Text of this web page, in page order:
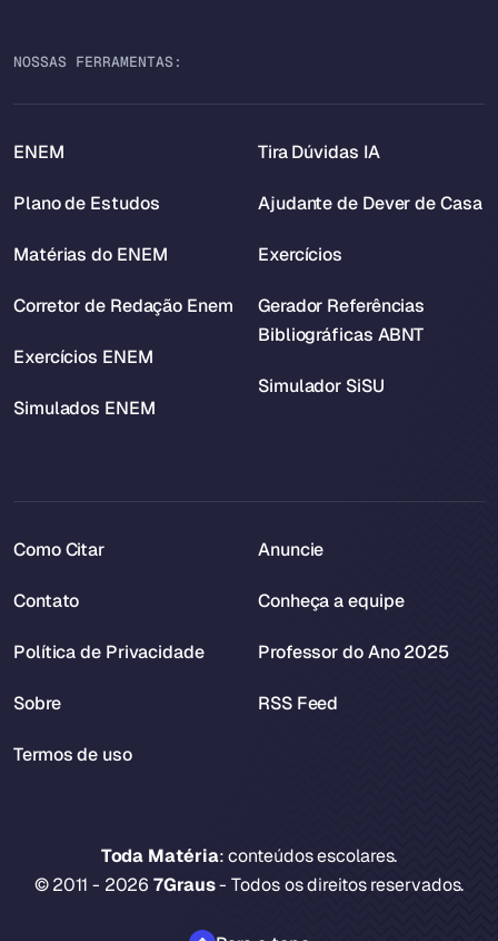
NOSSAS FERRAMENTAS:
ENEM
Plano de Estudos
Matérias do ENEM
Corretor de Redação Enem
Exercícios ENEM
Simulados ENEM
Tira Dúvidas IA
Ajudante de Dever de Casa
Exercícios
Gerador Referências
Bibliográficas ABNT
Simulador SiSU
Toda Matéria: conteúdos escolares.
© 2011 - 20267Graus- Todos os direitos reservados.
Como Citar
Contato
Política de Privacidade
Sobre
Termos de uso
Anuncie
Conheça a equipe
Professor do Ano 2025
RSS Feed